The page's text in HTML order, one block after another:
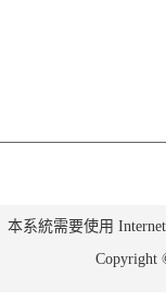
本系統需要使用
Copyright